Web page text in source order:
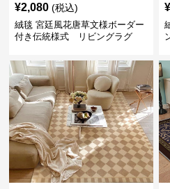
¥2,080 (税込)
絨毯 宮廷風花唐草文様ボーダー
付き伝統様式 リビングラグ
¥